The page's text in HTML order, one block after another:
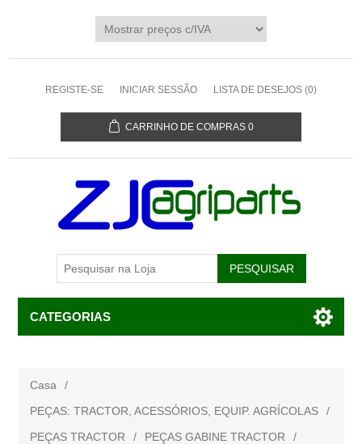
REGISTE-SE INICIAR SESSÃO LISTA DE DESEJOS (0)
CARRINHO DE COMPRAS 0
CATEGORIAS
Casa
/
PEÇAS: TRACTOR, ACESSÓRIOS, EQUIP. AGRÍCOLAS
/
PEÇAS TRACTOR
/ PEÇAS GABINE TRACTOR
/